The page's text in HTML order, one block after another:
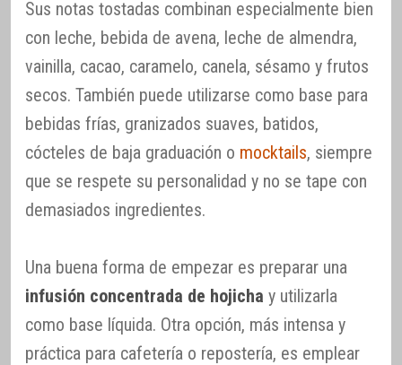
Sus notas tostadas combinan especialmente bien
con leche, bebida de avena, leche de almendra,
vainilla, cacao, caramelo, canela, sésamo y frutos
secos. También puede utilizarse como base para
bebidas frías, granizados suaves, batidos,
cócteles de baja graduación o mocktails, siempre
que se respete su personalidad y no se tape con
demasiados ingredientes.
Una buena forma de empezar es preparar una
infusión concentrada de hojicha y utilizarla
como base líquida. Otra opción, más intensa y
práctica para cafetería o repostería, es emplear